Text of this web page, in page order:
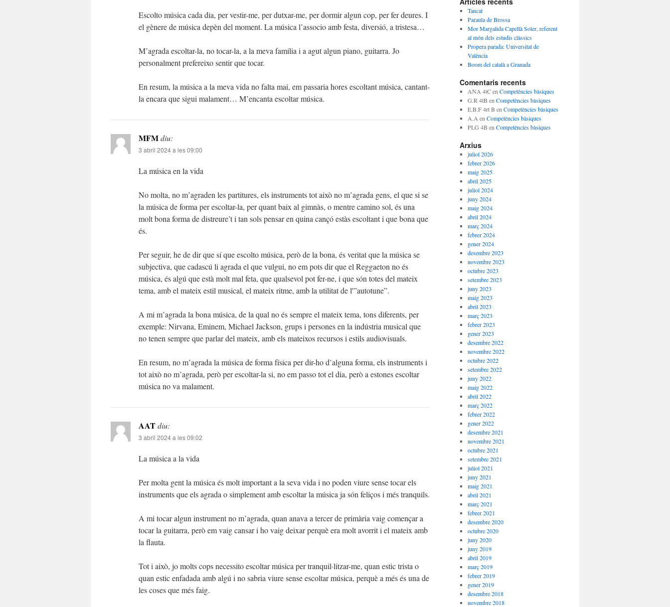
Escolto música cada dia, per vestir-me, per dutxar-me, per dormir algun cop, per fer deures. I
el gènere de música depèn del moment. La música l’associo amb festa, diversió, a tristesa…
M’agrada escoltar-la, no tocar-la, a la meva família i a agut algun piano, guitarra. Jo
personalment prefereixo sentir que tocar.
En resum, la música a la meva vida no falta mai, em passaria hores escoltant música, cantant-
la encara que sigui malament… M’encanta escoltar música.
MFMdiu:
3 abril 2024 a les 09:00
La música en la vida
No molta, no m’agraden les partitures, els instruments tot això no m’agrada gens, el que si se
la música de forma per escoltar-la, per quant baix al gimnàs, o mentre camino sol, és una
molt bona forma de distreure’t i tan sols pensar en quina cançó estàs escoltant i que bona que
és.
Per seguir, he de dir que sí que escolto música, però de la bona, és veritat que la música se
subjectiva, que cadascú li agrada el que vulgui, no em pots dir que el Reggaeton no és
música, és algú que està molt mal feta, que qualsevol pot fer-ne, i que són totes del mateix
tema, amb el mateix estil musical, el mateix ritme, amb la utilitat de l'”autotune”.
A mi m’agrada la bona música, de la qual no és sempre el mateix tema, tons diferents, per
exemple: Nirvana, Eminem, Michael Jackson, grups i persones en la indústria musical que
no tenen sempre que parlar del mateix, amb els mateixos recursos i estils audiovisuals.
En resum, no m’agrada la música de forma física per dir-ho d’alguna forma, els instruments i
tot això no m’agrada, però per escoltar-la si, no em passo tot el dia, però a estones escoltar
música no va malament.
AATdiu:
3 abril 2024 a les 09:02
La música a la vida
Per molta gent la música és molt important a la seva vida i no poden viure sense tocar els
instruments que els agrada o simplement amb escoltar la música ja són feliços i més tranquils.
A mi tocar algun instrument no m’agrada, quan anava a tercer de primària vaig començar a
tocar la guitarra, però em vaig cansar i ho vaig deixar perquè era molt avorrit i el mateix amb
la flauta.
Tot i això, jo molts cops necessito escoltar música per tranquil·litzar-me, quan estic trista o
quan estic enfadada amb algú i no sabria viure sense escoltar música, perquè a més és una de
les coses que més faig.
Tancat
Paraula de Brossa
Mor Margalida Capellà Soler, referent
al món dels estudis clàssics
Propera parada: Universitat de
València
Boom del català a Granada
Comentaris recents
ANA 4tCen Competències bàsiques
G.R 4tB en Competències bàsiques
E.B.F 4rt B en Competències bàsiques
A.A en Competències bàsiques
PLG 4B en Competències bàsiques
Arxius
juliol 2026
febrer 2026
maig 2025
abril 2025
juliol 2024
juny 2024
maig 2024
abril 2024
març 2024
febrer 2024
gener 2024
desembre 2023
novembre 2023
octubre 2023
setembre 2023
juny 2023
maig 2023
abril 2023
març 2023
febrer 2023
gener 2023
desembre 2022
novembre 2022
octubre 2022
setembre 2022
juny 2022
maig 2022
abril 2022
març 2022
febrer 2022
gener 2022
desembre 2021
novembre 2021
octubre 2021
setembre 2021
juliol 2021
juny 2021
maig 2021
abril 2021
març 2021
febrer 2021
desembre 2020
octubre 2020
juny 2020
juny 2019
abril 2019
març 2019
febrer 2019
gener 2019
desembre 2018
novembre 2018